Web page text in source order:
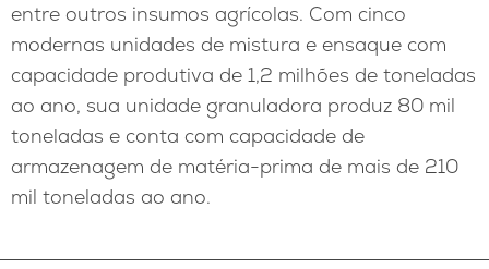
entre outros insumos agrícolas. Com cinco
modernas unidades de mistura e ensaque com
capacidade produtiva de 1,2 milhões de toneladas
ao ano, sua unidade granuladora produz 80 mil
toneladas e conta com capacidade de
armazenagem de matéria-prima de mais de 210
mil toneladas ao ano.